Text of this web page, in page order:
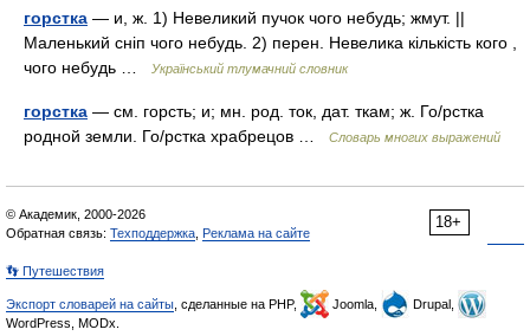
горстка — и, ж. 1) Невеликий пучок чого небудь; жмут. ||
Маленький сніп чого небудь. 2) перен. Невелика кількість кого ,
чого небудь …
Український тлумачний словник
горстка — см. горсть; и; мн. род. ток, дат. ткам; ж. Го/рстка
родной земли. Го/рстка храбрецов …
Словарь многих выражений
18+
© Академик, 2000-2026
Обратная связь: Техподдержка Реклама на сайте
👣 Путешествия
Экспорт словарей на сайты , сделанные на PHP, Joomla,
Drupal,
WordPress, MODx.